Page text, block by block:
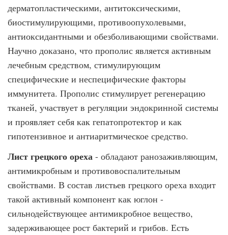
дерматопластическими, антитоксическими,
биостимулирующими, противоопухолевыми,
антиоксидантными и обезболивающими свойствами.
Научно доказано, что прополис является активным
лечебным средством, стимулирующим
специфические и неспецифические факторы
иммунитета. Прополис стимулирует регенерацию
тканей, участвует в регуляции эндокринной системы
и проявляет себя как гепатопротектор и как
гипотензивное и антиаритмическое средство.
Лист грецкого ореха - обладают ранозаживляющим,
антимикробным и противовоспалительным
свойствами. В состав листьев грецкого ореха входит
такой активный компонент как юглон -
сильнодействующее антимикробное вещество,
задерживающее рост бактерий и грибов. Есть